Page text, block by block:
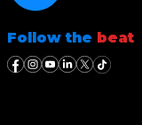
Follow the beat